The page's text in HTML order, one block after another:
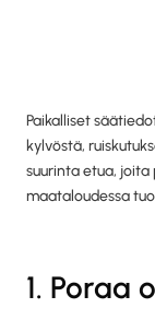
Paikalliset
kylvöstä,
suurinta etua,
maataloudessa
1. Poraa